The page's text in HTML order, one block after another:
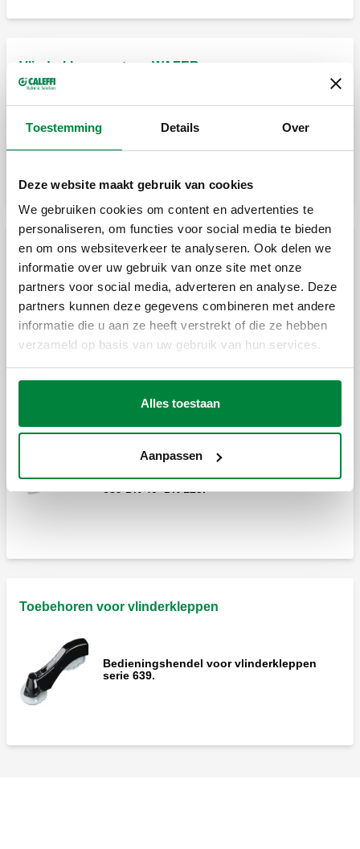
Toestemming Details Over
Deze website maakt gebruik van cookies
We gebruiken cookies om content en advertenties te
personaliseren, om functies voor social media te bieden
en om ons websiteverkeer te analyseren. Ook delen we
informatie over uw gebruik van onze site met onze
partners voor social media, adverteren en analyse. Deze
partners kunnen deze gegevens combineren met andere
informatie die u aan ze heeft verstrekt of die ze hebben
verzameld op basis van uw gebruik van hun services.
Alles toestaan
Aanpassen
Vlinderkleppen - type WAFER
Vlinderklep, type WAFER.
Roterende actuator voor vlinderkleppen
Servomotor voor vlinderkleppen serie 639
DN 40–DN 125.
Servomotor vlinderklep serie 639 DN 150.
Microschakelaars voor servomotoren serie
639 DN 40–DN 125.
Toebehoren voor vlinderkleppen
Bedieningshendel voor vlinderkleppen
serie 639.